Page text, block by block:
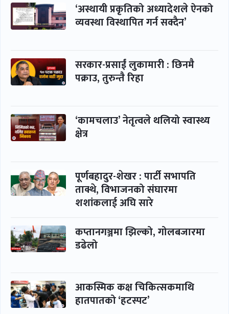
‘अस्थायी प्रकृतिको अध्यादेशले ऐनको
व्यवस्था विस्थापित गर्न सक्दैन’
सरकार-प्रसाईं लुकामारी : छिनमै
पक्राउ, तुरुन्तै रिहा
‘कामचलाउ’ नेतृत्वले थलियो स्वास्थ्य
क्षेत्र
पूर्णबहादुर-शेखर : पार्टी सभापति
ताक्थे, विभाजनको संघारमा
शशांकलाई अघि सारे
कप्तानगञ्जमा झिल्को, गोलबजारमा
डढेलो
आकस्मिक कक्ष चिकित्सकमाथि
हातपातको ‘हटस्पट’